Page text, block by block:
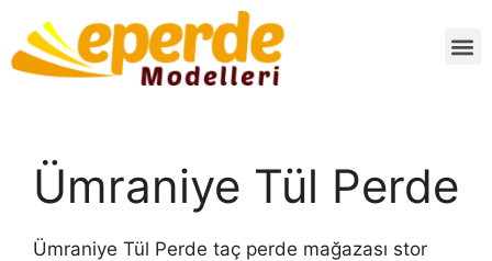
Ümraniye Tül Perde
Ümraniye Tül Perde taç perde mağazası stor